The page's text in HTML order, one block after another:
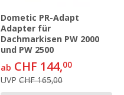
Dometic PR-Adapt
Adapter für
Dachmarkisen PW 2000
und PW 2500
ab CHF 144,00
UVP CHF 165,00